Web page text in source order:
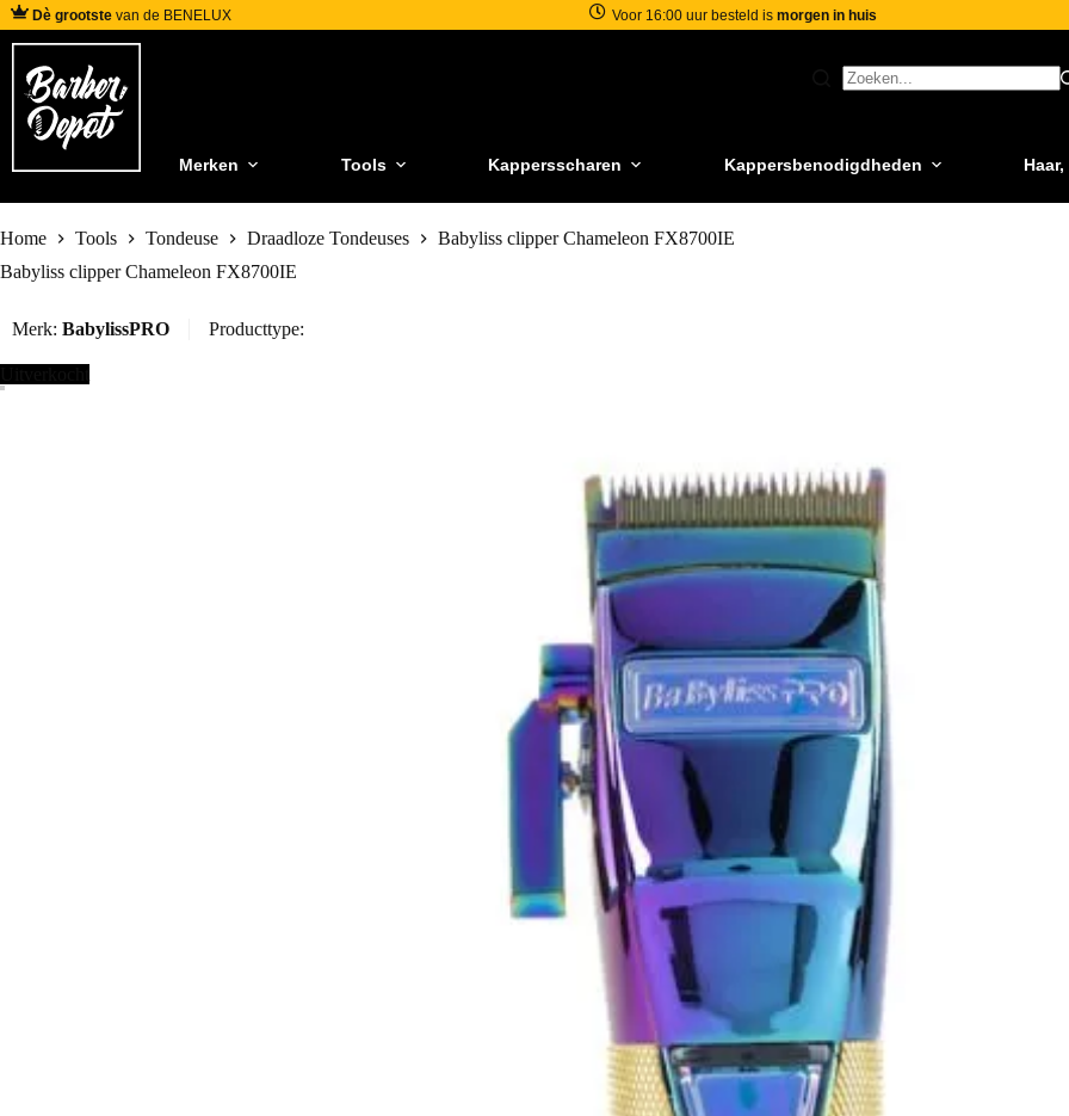
Dè grootste van de BENELUX Voor 16:00 uur besteld ismorgen in huis
Merken Tools Kappersscharen Kappersbenodigdheden
Home Tools Tondeuse Draadloze Tondeuses
Babyliss clipper Chameleon FX8700IE
Babyliss clipper Chameleon FX8700IE
Merk: BabylissPRO Producttype: